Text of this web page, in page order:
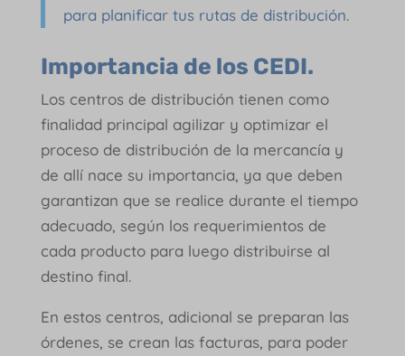
para planificar tus rutas de distribución.
Importancia de los CEDI.
Los centros de distribución tienen como
finalidad principal agilizar y optimizar el
proceso de distribución de la mercancía y
de allí nace su importancia, ya que deben
garantizan que se realice durante el tiempo
adecuado, según los requerimientos de
cada producto para luego distribuirse al
destino final.
En estos centros, adicional se preparan las
órdenes, se crean las facturas, para poder